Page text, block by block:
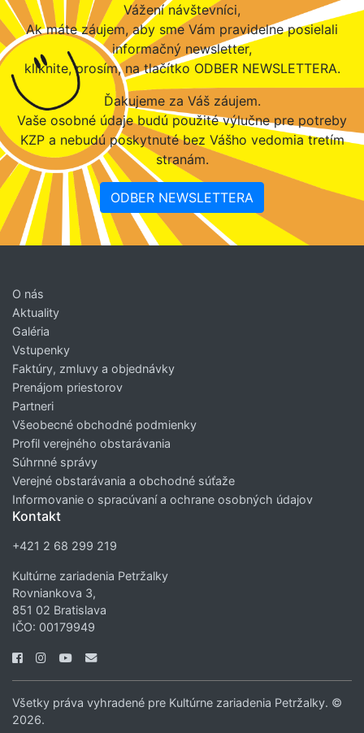
Vážení návštevníci,
Ak máte záujem, aby sme Vám pravidelne posielali
informačný newsletter,
kliknite, prosím, na tlačítko ODBER NEWSLETTERA.
Ďakujeme za Váš záujem.
Vaše osobné údaje budú použité výlučne pre potreby
KZP a nebudú poskytnuté bez Vášho vedomia tretím
stranám.
ODBER NEWSLETTERA
O nás
Aktuality
Galéria
Vstupenky
Faktúry, zmluvy a objednávky
Prenájom priestorov
Partneri
Všeobecné obchodné podmienky
Profil verejného obstarávania
Súhrnné správy
Verejné obstarávania a obchodné súťaže
Informovanie o spracúvaní a ochrane osobných údajov
Kontakt
+421 2 68 299 219
Kultúrne zariadenia Petržalky
Rovniankova 3,
851 02 Bratislava
IČO: 00179949
Všetky práva vyhradené pre Kultúrne zariadenia Petržalky. ©
2026.